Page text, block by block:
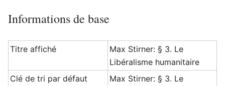
Informations de base
Titre affiché
Max Stirner: § 3. Le
Libéralisme humanitaire
Clé de tri par défaut
Max Stirner: § 3. Le